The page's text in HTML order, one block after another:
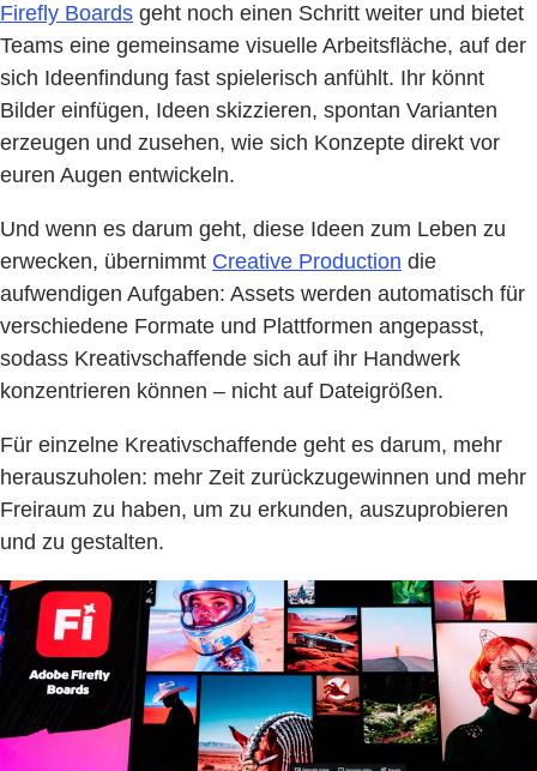
Firefly Boards geht noch einen Schritt weiter und bietet
Teams eine gemeinsame visuelle Arbeitsfläche, auf der
sich Ideenfindung fast spielerisch anfühlt. Ihr könnt
Bilder einfügen, Ideen skizzieren, spontan Varianten
erzeugen und zusehen, wie sich Konzepte direkt vor
euren Augen entwickeln.
Und wenn es darum geht, diese Ideen zum Leben zu
erwecken, übernimmt Creative Production die
aufwendigen Aufgaben: Assets werden automatisch für
verschiedene Formate und Plattformen angepasst,
sodass Kreativschaffende sich auf ihr Handwerk
konzentrieren können – nicht auf Dateigrößen.
Für einzelne Kreativschaffende geht es darum, mehr
herauszuholen: mehr Zeit zurückzugewinnen und mehr
Freiraum zu haben, um zu erkunden, auszuprobieren
und zu gestalten.